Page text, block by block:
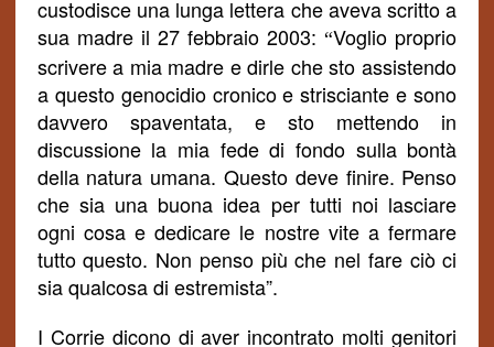
custodisce una lunga lettera che aveva scritto a
sua madre il 27 febbraio 2003:“Voglio proprio
scrivere a mia madre e dirle che sto assistendo
a questo genocidio cronico e strisciante e sono
davvero spaventata, e sto mettendo in
discussione la mia fededi fondo sulla bontà
della natura umana. Questo deve finire. Penso
che sia una buona idea per tutti noi lasciare
ogni cosa e dedicare le nostre vite a fermare
tutto questo. Non penso più che nel fare ciò ci
sia qualcosa di estremista”.
I Corrie dicono di aver incontrato molti genitori